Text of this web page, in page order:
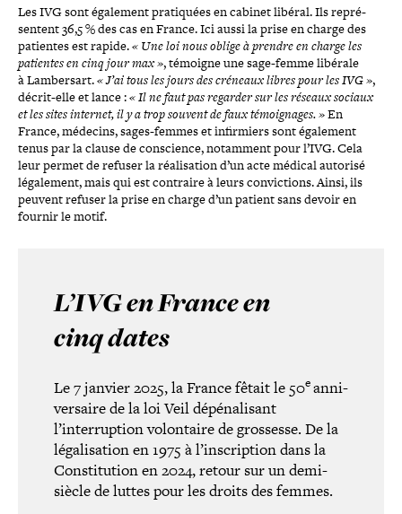
Les IVG sont également pra­ti­quées en cabinet libéral. Ils repré­
sentent 36,5 % des cas en France. Ici aussi la prise en charge des
patientes est rapide.« Une loi nous oblige à prendre en charge les
patientes en cinq jour max », témoigne une sage-​femme libérale
à Lambersart.« J’ai tous les jours des créneaux libres pour les IVG »,
décrit-​elle et lance :« Il ne faut pas regarder sur les réseaux sociaux
et les sites internet, il y a trop souvent de faux témoi­gnages. »En
France, médecins, sages-​femmes et infir­miers sont également
tenus par la clause de conscience, notamment pour l’IVG. Cela
leur permet de refuser la réa­li­sa­tion d’un acte médical autorisé
léga­le­ment, mais qui est contraire à leurs convic­tions. Ainsi, ils
peuvent refuser la prise en charge d’un patient sans devoir en
fournir le motif.
L’IVG en France en
cinq dates
Le 7 janvier 2025, la France fêtait le 50eanni­
ver­saire de la loi Veil dépé­na­li­sant
l’interruption volon­taire de grossesse. De la
léga­li­sa­tion en 1975 à l’inscription dans la
Constitution en 2024, retour sur un demi-​
siècle de luttes pour les droits des femmes.